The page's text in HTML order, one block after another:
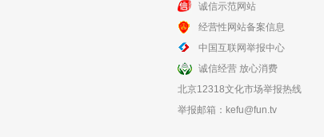
借眼
诚信示范网站
经营性网站备案信息
中国互联网举报中心
诚信经营 放心消费
北京12318文化市场举报热线
举报邮箱： kefu@fun.tv